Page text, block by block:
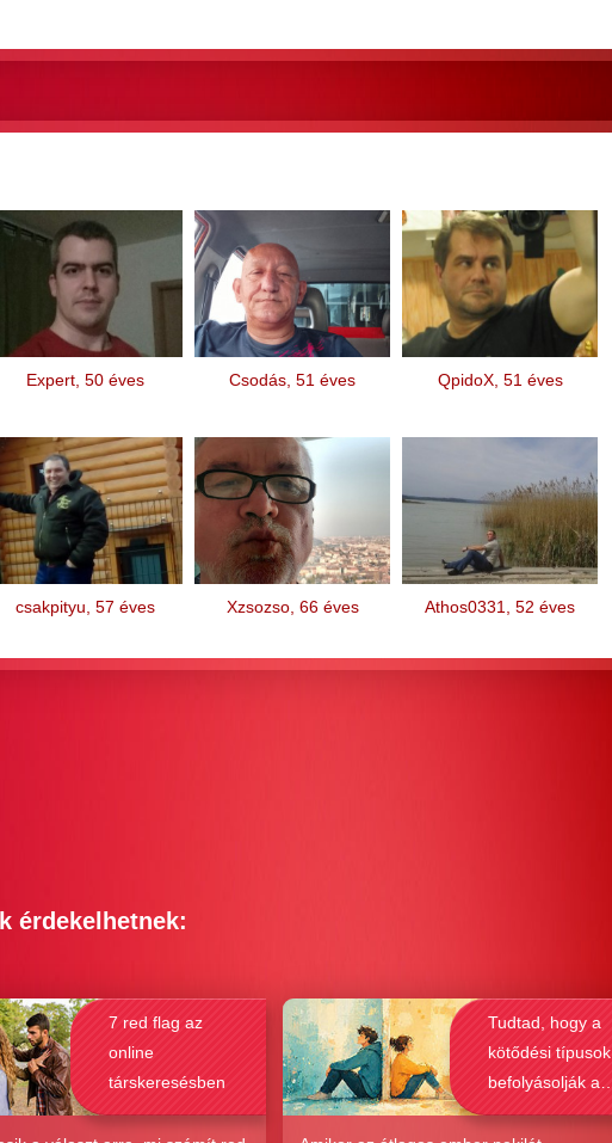
Expert, 50 éves Csodás, 51 éves QpidoX, 51 éves
csakpityu, 57 éves Xzsozso, 66 éves Athos0331, 52 éves
érdekelhetnek:
7 red flag az
online
társkeresésben
Tudtad, hogy a
kötődési típusok
befolyásolják a
társkeresést is?